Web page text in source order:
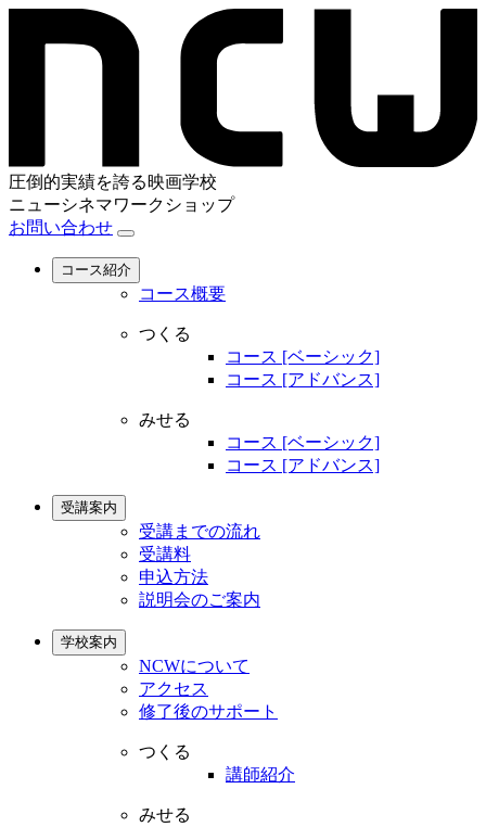
圧倒的実績を誇る映画学校
ニューシネマワークショップ
お問い合わせ
コース紹介
コース概要
つくる
コース [ベーシック]
コース [アドバンス]
みせる
コース [ベーシック]
コース [アドバンス]
受講案内
受講までの流れ
受講料
申込方法
説明会のご案内
学校案内
NCWについて
アクセス
修了後のサポート
つくる
講師紹介
みせる